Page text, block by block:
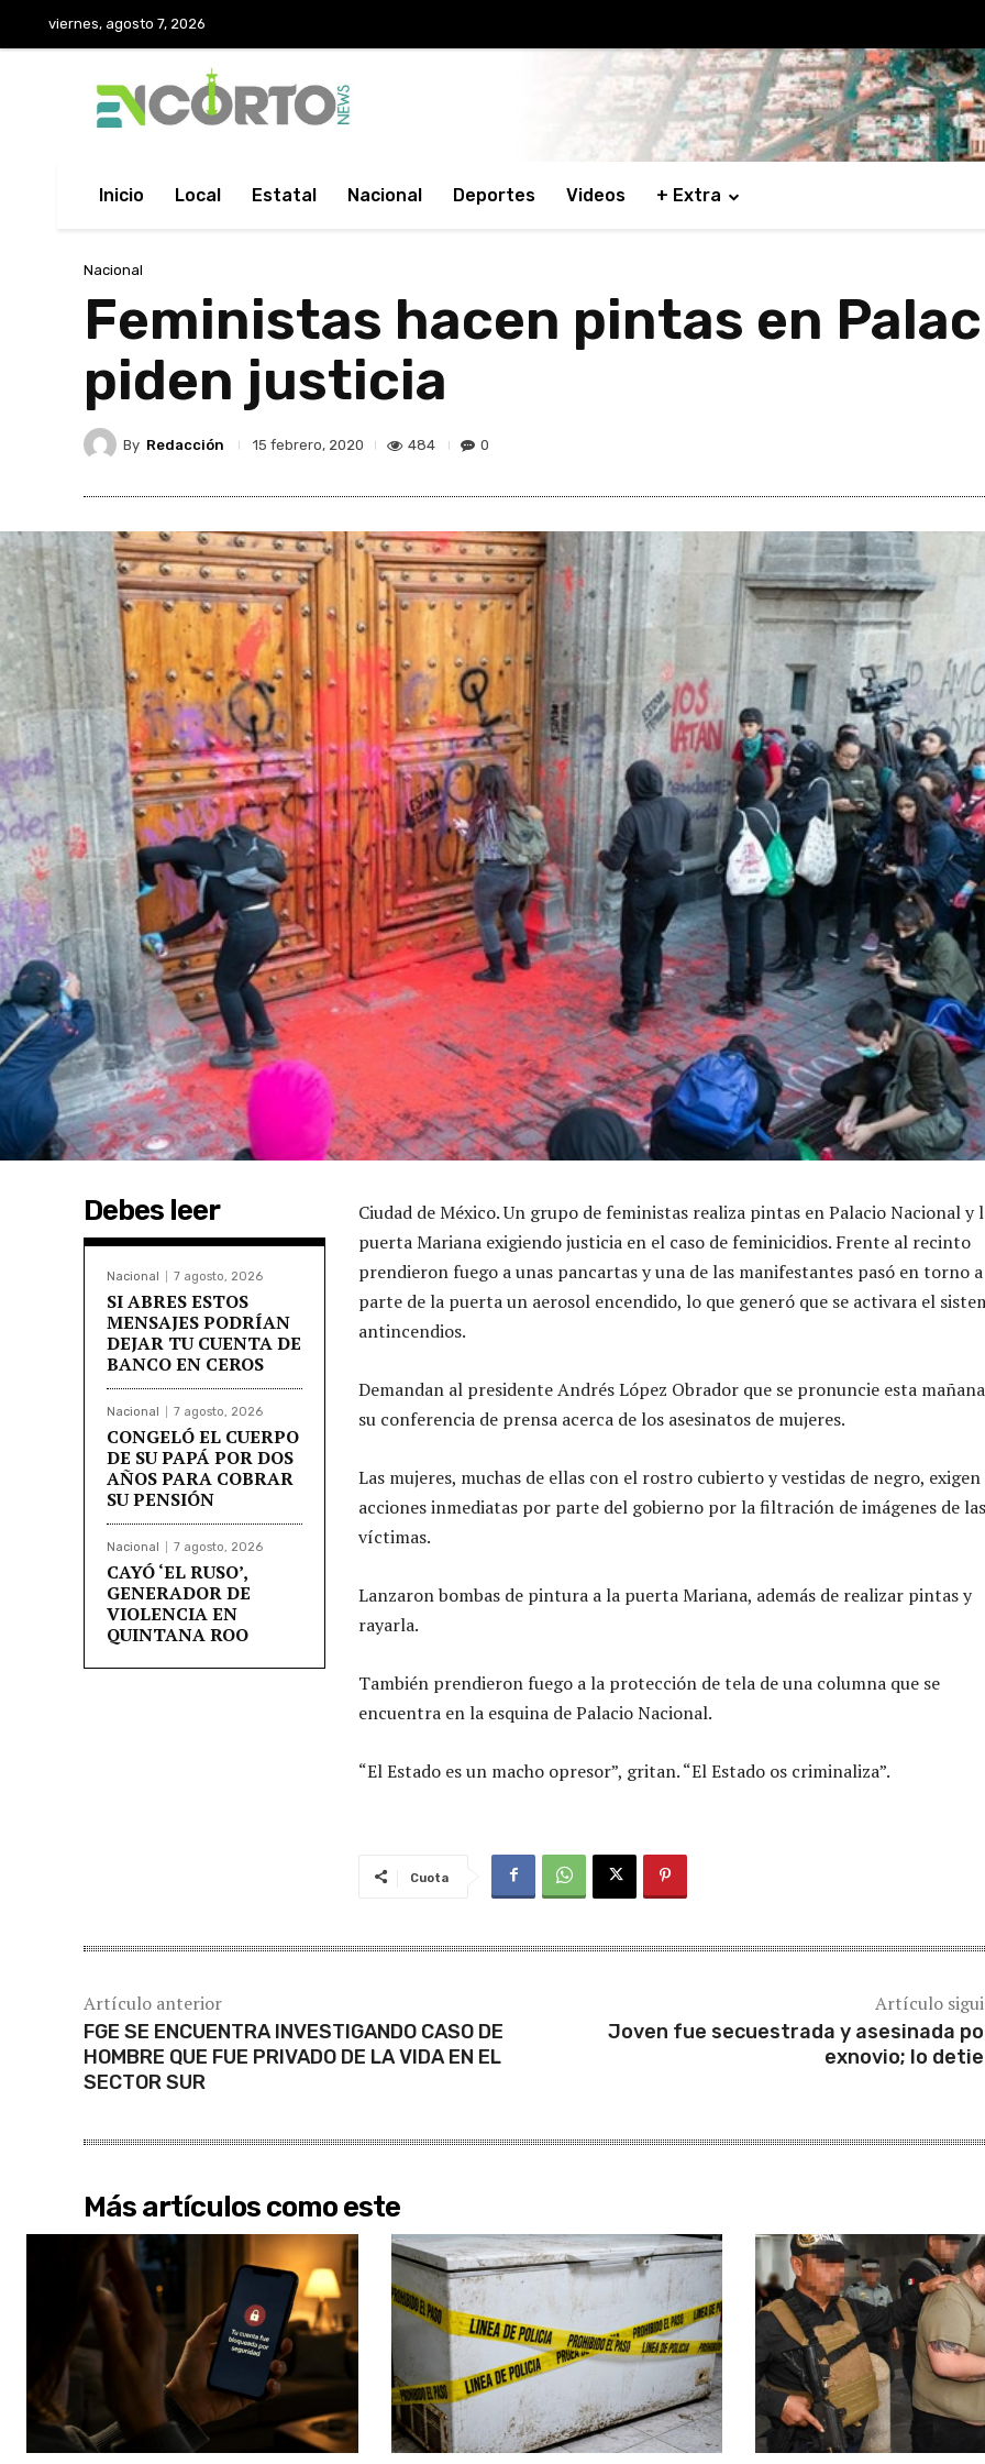
viernes, agosto 7, 2026
Inicio Local Estatal Nacional Deportes Videos + Extra
Nacional
Feministas hacen pintas en
piden justicia
By Redacción 15 febrero, 2020 484 0
Debes leer
Nacional 7 agosto, 2026
SI ABRES ESTOS
MENSAJES PODRÍAN
DEJAR TU CUENTA DE
BANCO EN CEROS
Nacional 7 agosto, 2026
CONGELÓ EL CUERPO
DE SU PAPÁ POR DOS
AÑOS PARA COBRAR
SU PENSIÓN
Nacional 7 agosto, 2026
CAYÓ ‘EL RUSO’,
GENERADOR DE
VIOLENCIA EN
QUINTANA ROO
Ciudad de México. Un grupo de feministas realiza pintas en Palacio Nacional y
puerta Mariana exigiendo justicia en el caso de feminicidios. Frente al recinto
prendieron fuego a unas pancartas y una de las manifestantes pasó en torno
parte de la puerta un aerosol encendido, lo que generó que se activara el
antincendios.
Demandan al presidente Andrés López Obrador que se pronuncie esta
su conferencia de prensa acerca de los asesinatos de mujeres.
Las mujeres, muchas de ellas con el rostro cubierto y vestidas de negro, exigen
acciones inmediatas por parte del gobierno por la filtración de imágenes de las
víctimas.
Lanzaron bombas de pintura a la puerta Mariana, además de realizar pintas y
rayarla.
También prendieron fuego a la protección de tela de una columna que se
encuentra en la esquina de Palacio Nacional.
“El Estado es un macho opresor”, gritan. “El Estado os criminaliza”.
Cuota
Artículo anterior
FGE SE ENCUENTRA INVESTIGANDO CASO DE
HOMBRE QUE FUE PRIVADO DE LA VIDA EN EL
SECTOR SUR
Artículo
Joven fue secuestrada y asesinada
exnovio; lo
Más artículos como este